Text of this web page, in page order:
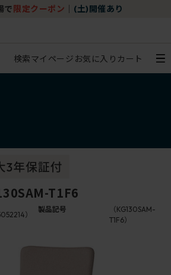
で 限定クーポン (土)開催あり
検索マイページ お気に入り カート
T1F6
）
製品記号
（KG130SAM-
T1F6）